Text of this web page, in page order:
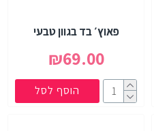
פאוץ׳ בד בגוון טבעי
₪69.00
הוסף לסל